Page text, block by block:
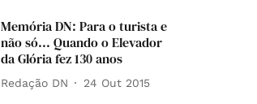
Memória DN: Para o turista e
não só... Quando o Elevador
da Glória fez 130 anos
Redação DN 24 Out 2015